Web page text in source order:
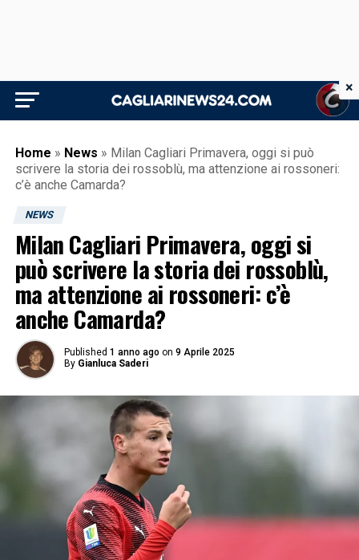
Home » News » Milan Cagliari Primavera, oggi si può
scrivere la storia dei rossoblù, ma attenzione ai rossoneri:
c’è anche Camarda?
NEWS
Milan Cagliari Primavera, oggi si
può scrivere la storia dei rossoblù,
ma attenzione ai rossoneri: c’è
anche Camarda?
Published 1 anno ago on 9 Aprile 2025
By Gianluca Saderi
×